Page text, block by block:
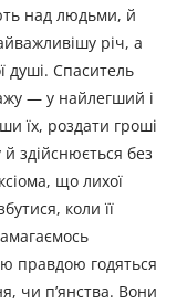
над людьми, й
річ, а
душі. Спаситель
— у найлегший і
їх, роздати гроші
здійснюється без
що лихої
коли її
правдою годяться
чи п’янства. Вони